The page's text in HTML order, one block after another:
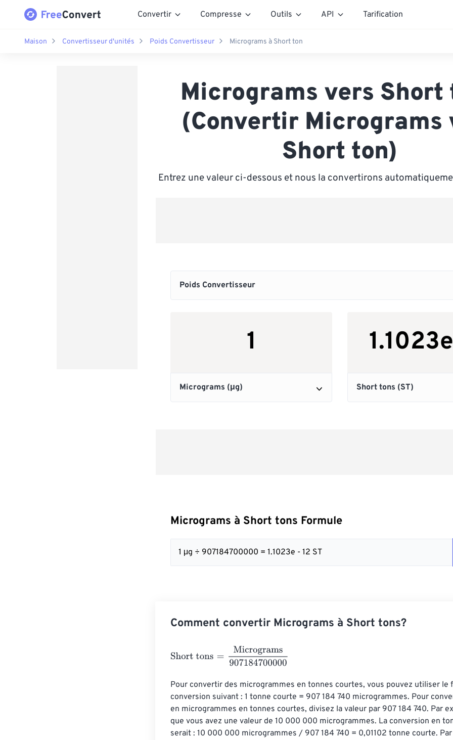
Convertir Compresse Outils API Tarification
Maison Convertisseur d'unités Poids Convertisseur Micrograms à Short ton
Micrograms vers Short
(Convertir Micrograms
Short ton)
Entrez une valeur ci-dessous et nous la convertirons
Micrograms à Short tons Formule
1 μg ÷ 907184700000 = 1.1023e - 12 ST
Comment convertir Micrograms à Short tons?
Short tons Micrograms907184700000
Pour convertir des microgrammes en tonnes courtes, vous pouvez utiliser le
conversion suivant : 1 tonne courte = 907 184 740 microgrammes. Pour
en microgrammes en tonnes courtes, divisez la valeur par 907 184 740. Par
que vous avez une valeur de 10 000 000 microgrammes. La conversion en
serait : 10 000 000 microgrammes / 907 184 740 = 0,01102 tonne courte.